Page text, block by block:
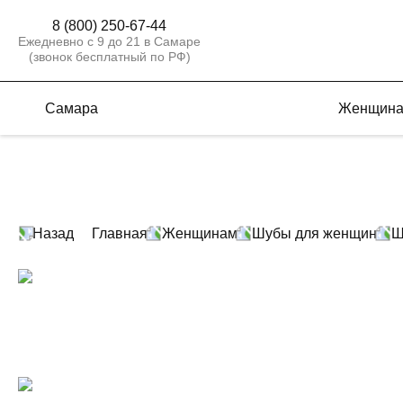
8 (800) 250-67-44
Ежедневно с 9 до 21 в Самаре
(звонок бесплатный по РФ)
Самара
Назад Главная Женщинам Шубы для женщин